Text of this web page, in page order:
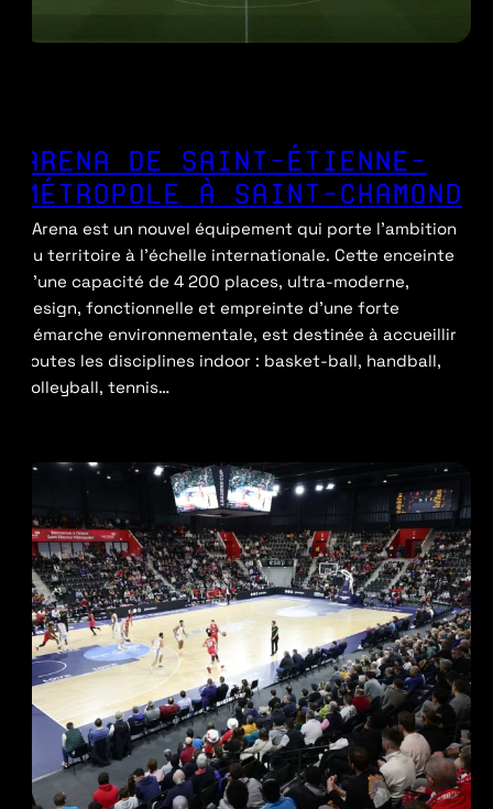
ARENA DE SAINT-ÉTIENNE-
MÉTROPOLE À SAINT-CHAMOND
L’Arena est un nouvel équipement qui porte l’ambition
du territoire à l’échelle internationale. Cette enceinte
d’une capacité de 4 200 places, ultra-moderne,
design, fonctionnelle et empreinte d’une forte
démarche environnementale, est destinée à accueillir
toutes les disciplines indoor : basket-ball, handball,
volleyball, tennis…